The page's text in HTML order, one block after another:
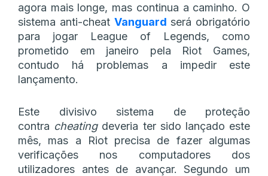
agora mais longe, mas continua a caminho. O
sistema anti-cheat Vanguard será obrigatório
para jogar League of Legends, como
prometido em janeiro pela Riot Games,
contudo há problemas a impedir este
lançamento.
Este divisivo sistema de proteção
contra cheatingdeveria ter sido lançado este
mês, mas a Riot precisa de fazer algumas
verificações nos computadores dos
utilizadores antes de avançar. Segundo um